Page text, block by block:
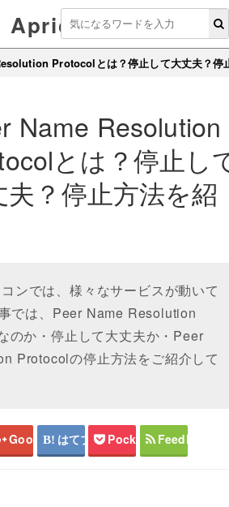
Aprico
Protocolとは？停止して大丈夫？停
Name Resolution
とは？停止し
夫？停止方法を紹
ンでは、様々なサービスが動いて
では、Peer Name Resolution
のか・停止して大丈夫か・Peer
Protocolの停止方法をご紹介して
Google+ はてブ Pocket Feedly